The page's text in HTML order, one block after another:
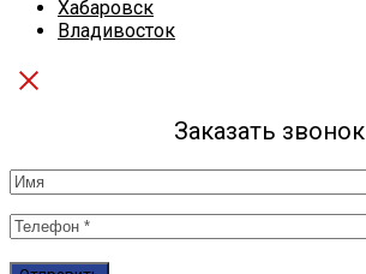
Хабаровск
Владивосток
Заказать звонок